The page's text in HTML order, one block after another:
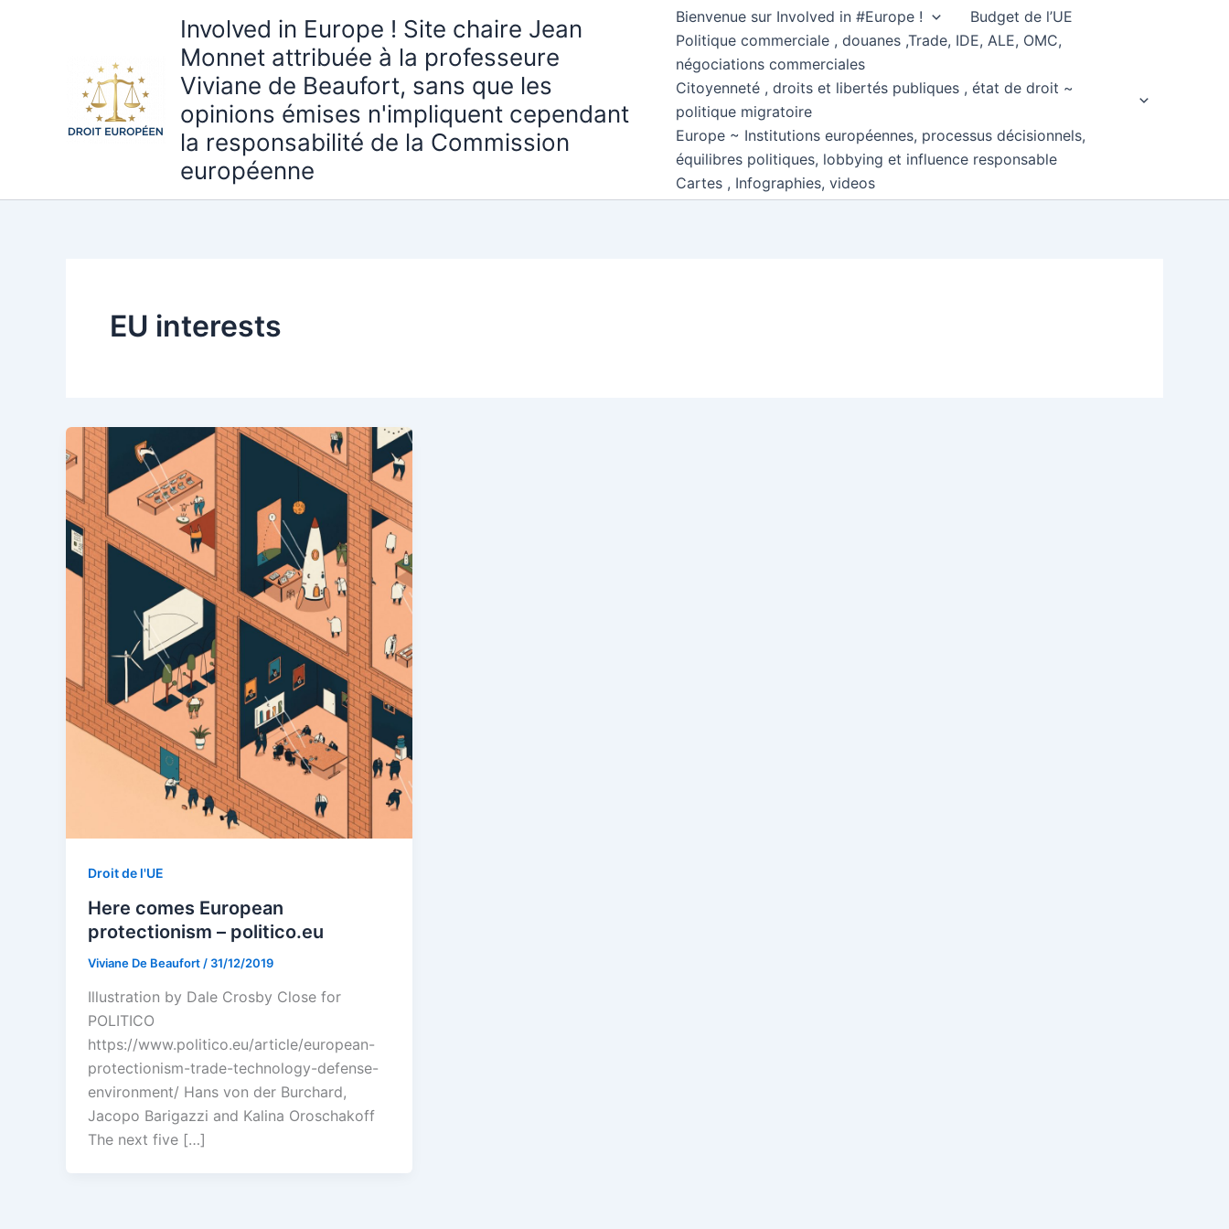
Involved in Europe ! Site chaire Jean
Monnet attribuée à la professeure
Viviane de Beaufort, sans que les
opinions émises n'impliquent cependant
la responsabilité de la Commission
européenne
Bienvenue sur Involved in #Europe !
Budget de l’UE
Politique commerciale , douanes ,Trade, IDE, ALE, OMC,
négociations commerciales
Citoyenneté , droits et libertés publiques , état de droit ~
politique migratoire
Europe ~ Institutions européennes, processus décisionnels,
équilibres politiques, lobbying et influence responsable
Cartes , Infographies, videos
EU interests
Droit de l'UE
Here comes European
protectionism – politico.eu
Viviane De Beaufort / 31/12/2019
Illustration by Dale Crosby Close for
POLITICO
https://www.politico.eu/article/european-
protectionism-trade-technology-defense-
environment/ Hans von der Burchard,
Jacopo Barigazzi and Kalina Oroschakoff
The next five […]